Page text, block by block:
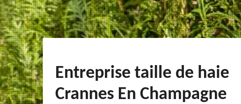
Entreprise taille de haie
Crannes En Champagne